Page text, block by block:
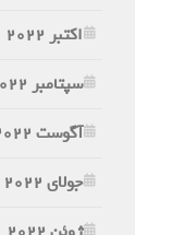
اکتبر 2022
سپتامبر 2022
آگوست 2022
جولای 2022